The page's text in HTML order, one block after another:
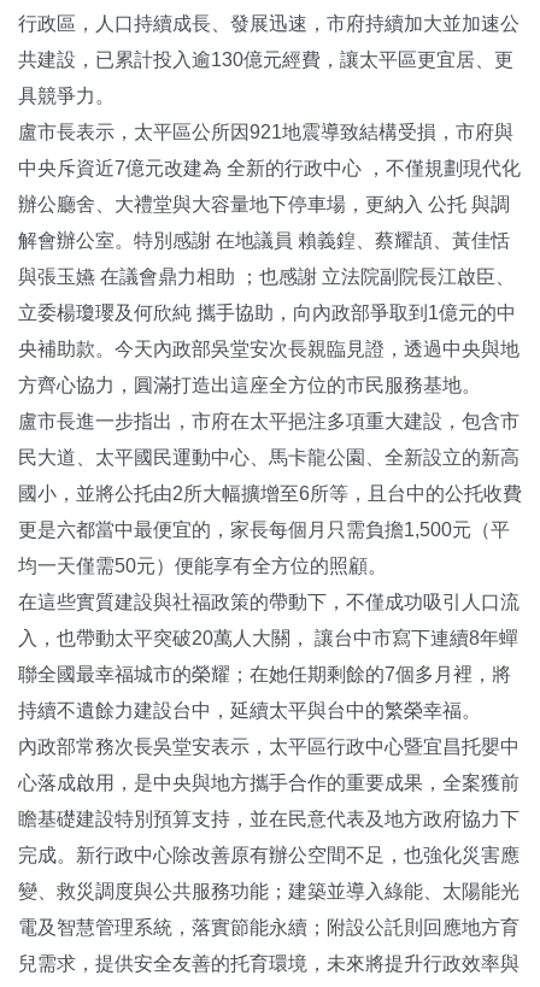
行政區，人口持續成長、發展迅速，市府持續加大並加速公
共建設，已累計投入逾130億元經費，讓太平區更宜居、更
具競爭力。
盧市長表示，太平區公所因921地震導致結構受損，市府與
中央斥資近7億元改建為 全新的行政中心 ，不僅規劃現代化
辦公廳舍、大禮堂與大容量地下停車場，更納入 公托 與調
解會辦公室。特別感謝 在地議員 賴義鍠、蔡耀頡、黃佳恬
與張玉嬿 在議會鼎力相助 ；也感謝 立法院副院長江啟臣、
立委楊瓊瓔及何欣純 攜手協助，向內政部爭取到1億元的中
央補助款。今天內政部吳堂安次長親臨見證，透過中央與地
方齊心協力，圓滿打造出這座全方位的市民服務基地。
盧市長進一步指出，市府在太平挹注多項重大建設，包含市
民大道、太平國民運動中心、馬卡龍公園、全新設立的新高
國小，並將公托由2所大幅擴增至6所等，且台中的公托收費
更是六都當中最便宜的，家長每個月只需負擔1,500元（平
均一天僅需50元）便能享有全方位的照顧。
在這些實質建設與社福政策的帶動下，不僅成功吸引人口流
入，也帶動太平突破20萬人大關， 讓台中市寫下連續8年蟬
聯全國最幸福城市的榮耀；在她任期剩餘的7個多月裡，將
持續不遺餘力建設台中，延續太平與台中的繁榮幸福。
內政部常務次長吳堂安表示，太平區行政中心暨宜昌托嬰中
心落成啟用，是中央與地方攜手合作的重要成果，全案獲前
瞻基礎建設特別預算支持，並在民意代表及地方政府協力下
完成。新行政中心除改善原有辦公空間不足，也強化災害應
變、救災調度與公共服務功能；建築並導入綠能、太陽能光
電及智慧管理系統，落實節能永續；附設公託則回應地方育
兒需求，提供安全友善的托育環境，未來將提升行政效率與